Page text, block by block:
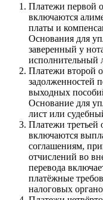
Платежи первой
включаются
платы и
Основания для
заверенный у
исполнительный
Платежи второй
задолженностей
выходных
Основание для
лист или
Платежи третьей
включаются
соглашениям,
отчислений во
перевода
платёжные
налоговых